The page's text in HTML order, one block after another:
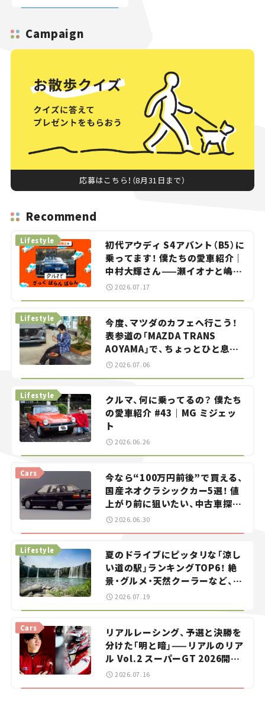
Campaign
応募はこちら！（8月31日まで）
Recommend
初代アウディ S4アバント（B5）に
乗ってます！ 僕たちの愛車紹介｜
中村大輝さん——瀬イオナと嶋田
智之の「クルマでざっくばらんば
Lifestyle
2026.07.17
今度、マツダのカフェへ行こう！
表参道の「MAZDA TRANS
AOYAMA」で、ちょっとひと息。
——連載｜CCGとクルマでどうす
Lifestyle
2026.07.06
クルマ、何に乗ってるの？ 僕たち
の愛車紹介 #43｜MG ミジェッ
ト
Lifestyle
2026.06.26
今なら“100万円前後”で買える、
国産ネオクラシックカー5選！ 値
上がり前に狙いたい、中古車探し
をお手伝い――ちょっとイケてるマ
Cars
2026.06.30
夏のドライブにピッタリな「涼し
い道の駅」ランキングTOP6！ 絶
景・グルメ・天然クーラーなど、避
暑におすすめのスポットを紹介
Lifestyle
2026.07.19
リアルレーシング、予選と決勝を
分けた「明と暗」——リアルのリア
ル Vol.2 スーパーGT 2026開幕
戦 岡山国際サーキット
Cars
2026.07.16